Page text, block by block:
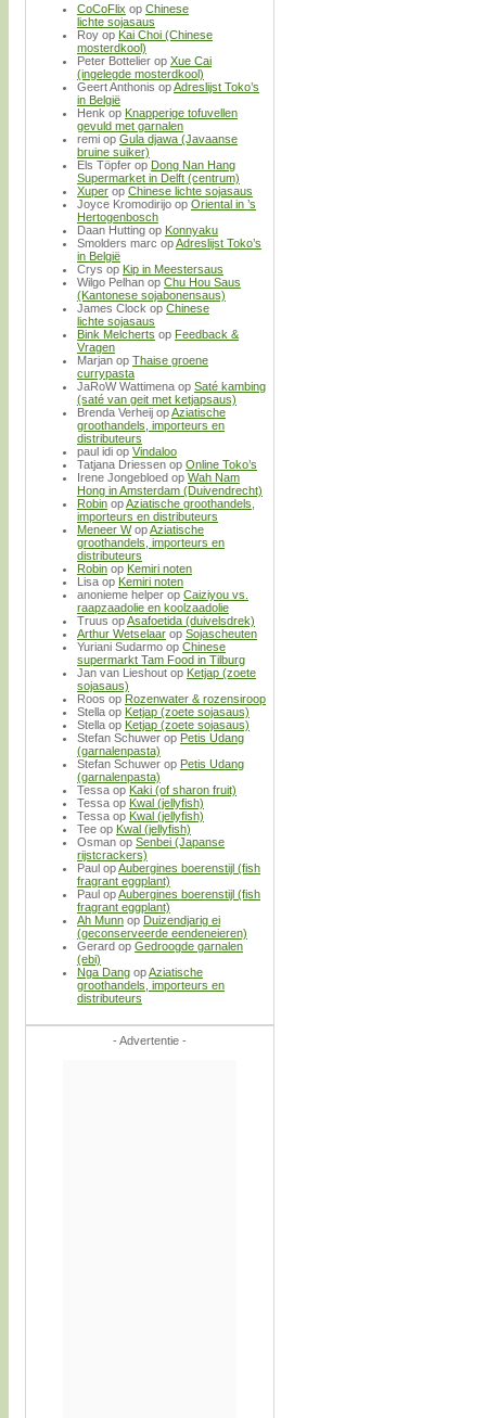
CoCoFlix op Chinese
lichte sojasaus
Roy op Kai Choi (Chinese
mosterdkool)
Peter Bottelier op Xue Cai
(ingelegde mosterdkool)
Geert Anthonis opAdreslijst Toko’s
in België
Henk op Knapperige tofuvellen
gevuld met garnalen
remi op Gula djawa (Javaanse
bruine suiker)
Els Töpfer op Dong Nan Hang
Supermarket in Delft (centrum)
Xuper op Chinese lichte sojasaus
Joyce Kromodirijo op Oriental in ’s
Hertogenbosch
Daan Hutting op Konnyaku
Smolders marc opAdreslijst Toko’s
in België
Crys op Kip in Meestersaus
Wilgo Pelhan op Chu Hou Saus
(Kantonese sojabonensaus)
James Clock op Chinese
lichte sojasaus
Bink Melcherts op Feedback &
Vragen
Marjan op Thaise groene
currypasta
JaRoW Wattimena op Saté kambing
(saté van geit met ketjapsaus)
Brenda Verheij opAziatische
groothandels, importeurs en
distributeurs
paul idi op Vindaloo
Tatjana Driessen op Online Toko’s
Irene Jongebloed op Wah Nam
Hong in Amsterdam (Duivendrecht)
Robin opAziatische groothandels,
importeurs en distributeurs
Meneer WopAziatische
groothandels, importeurs en
distributeurs
Robin op Kemiri noten
Lisa op Kemiri noten
anonieme helper op Caiziyou vs.
raapzaadolie en koolzaadolie
Truus opAsafoetida (duivelsdrek)
Arthur Wetselaar op Sojascheuten
Yuriani Sudarmo op Chinese
supermarkt Tam Food in Tilburg
Jan van Lieshout op Ketjap (zoete
sojasaus)
Roos op Rozenwater & rozensiroop
Stella op Ketjap (zoete sojasaus)
Stella op Ketjap (zoete sojasaus)
Stefan Schuwer op Petis Udang
(garnalenpasta)
Stefan Schuwer op Petis Udang
(garnalenpasta)
Tessa op Kaki (of sharon fruit)
Tessa op Kwal (jellyfish)
Tessa op Kwal (jellyfish)
Tee op Kwal (jellyfish)
Osman op Senbei (Japanse
rijstcrackers)
Paul opAubergines boerenstijl (fish
fragrant eggplant)
Paul opAubergines boerenstijl (fish
fragrant eggplant)
Ah Munn op Duizendjarig ei
(geconserveerde eendeneieren)
Gerard op Gedroogde garnalen
(ebi)
Nga Dang opAziatische
groothandels, importeurs en
distributeurs
- Advertentie -